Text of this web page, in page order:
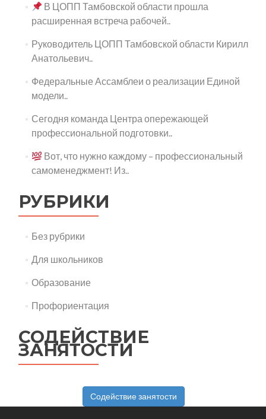
В ЦОПП Тамбовской области прошла
расширенная встреча рабочей..
Руководитель ЦОПП Тамбовской области Кирилл
Анатольевич..
Федеральные Ассамблеи о реализации Единой
модели..
Сегодня команда Центра опережающей
профессиональной подготовки..
Вот, что нужно каждому – профессиональный
самоменеджмент! Из..
РУБРИКИ
Без рубрики
Для школьников
Образование
Профориентация
СОДЕЙСТВИЕ
ЗАНЯТОСТИ
Содействие занятости